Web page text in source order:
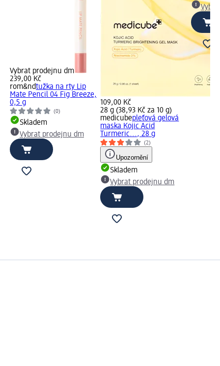
Vybrat prodejnu dm
239,00 Kč
rom&ndtužka na rty Lip
Mate Pencil 04 Fig Breeze,
0,5 g
(0)
Skladem
Vybrat prodejnu dm
109,00 Kč
28 g (38,93 Kč za 10 g)
medicubepleťová gelová
maska Kojic Acid
Turmeric..., 28 g
(2)
Upozornění
Skladem
Vybrat prodejnu dm